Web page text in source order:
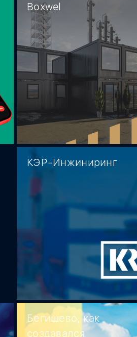
Boxwel
КЭР-Инжиниринг
Бегишево, как
создавался